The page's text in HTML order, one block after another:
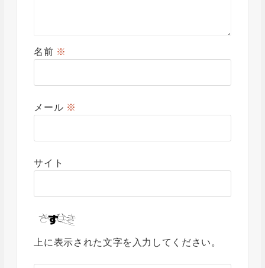
名前 ※
メール ※
サイト
上に表示された文字を入力してください。